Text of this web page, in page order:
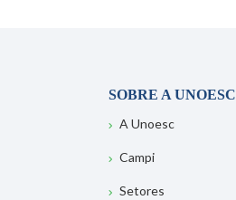
SOBRE A UNOESC
A Unoesc
Campi
Setores